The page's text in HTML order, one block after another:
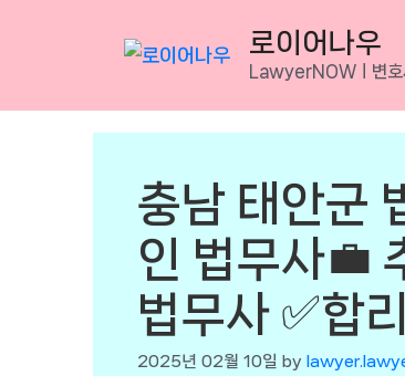
로이어나우
LawyerNOWㅣ변
충남 태안군
인 법무사💼
법무사 ✅합
2025년 02월 10일 by